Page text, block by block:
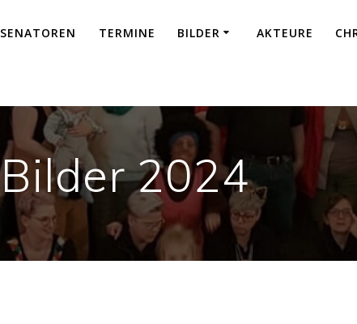
SENATOREN TERMINE BILDER AKTEURE
Bilder 2024